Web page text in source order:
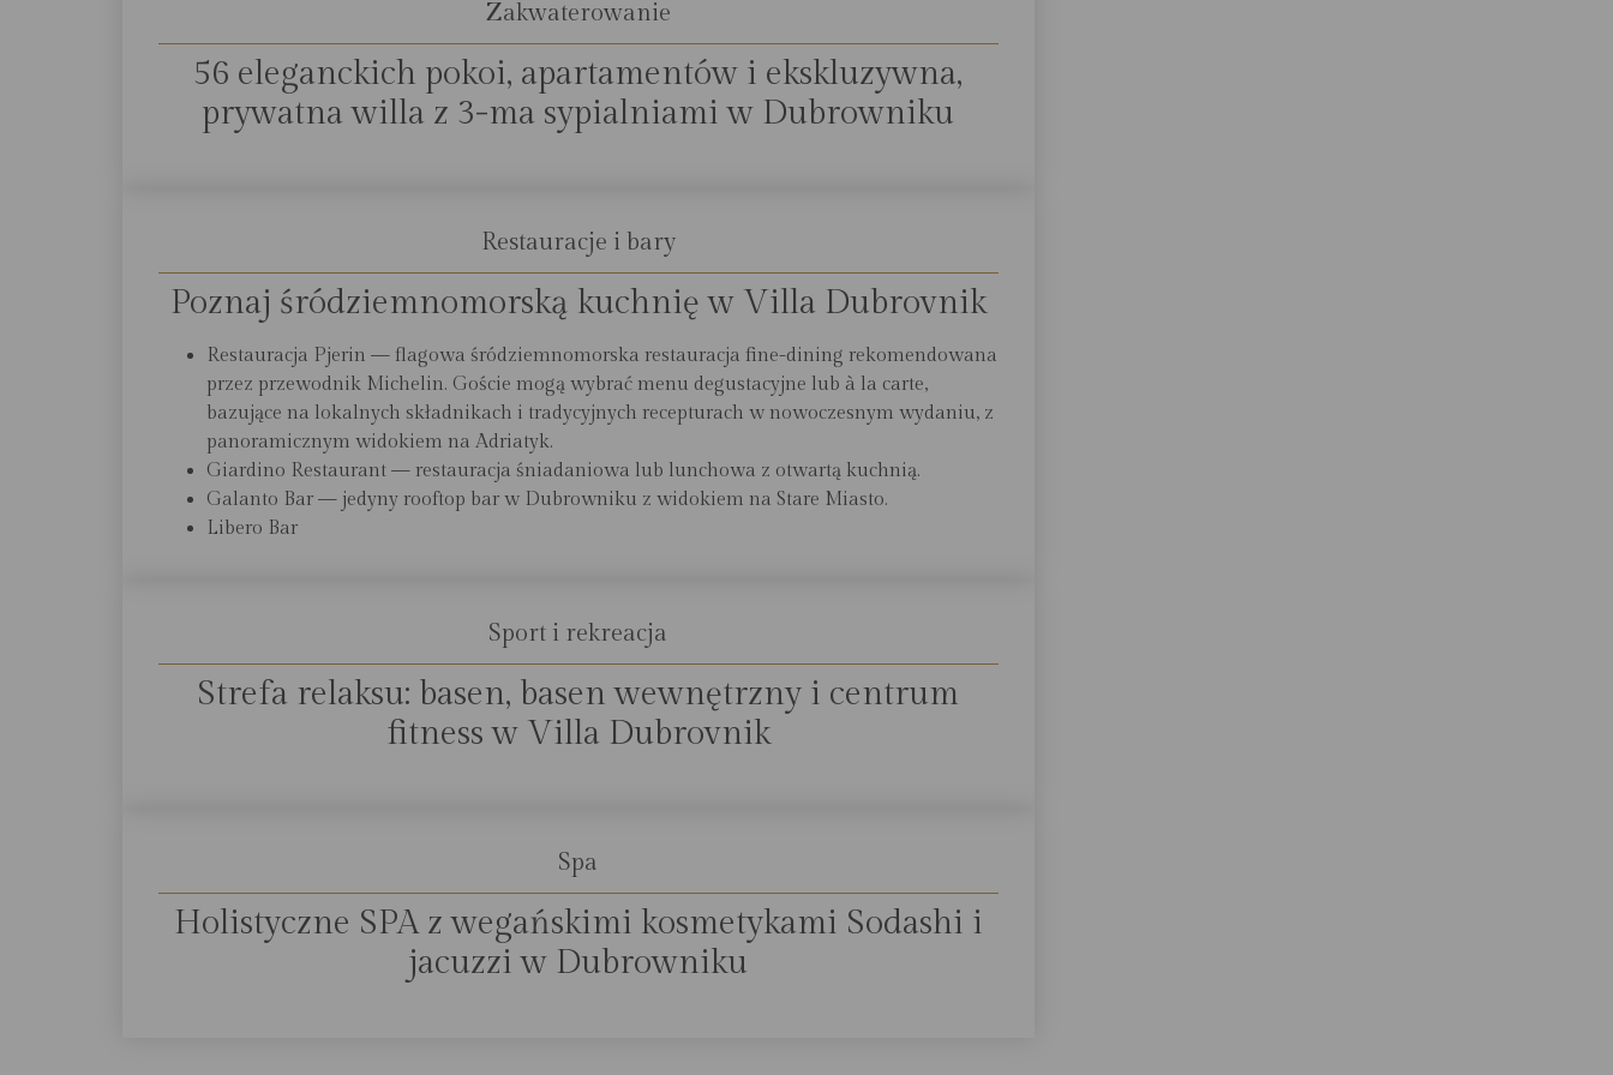
Zakwaterowanie
56 eleganckich pokoi, apartamentów i ekskluzywna,
prywatna willa z 3-ma sypialniami w Dubrowniku
Restauracje i bary
Poznaj śródziemnomorską kuchnię w Villa Dubrovnik
Restauracja Pjerin — flagowa śródziemnomorska restauracja fine-dining rekomendowana
przez przewodnik Michelin. Goście mogą wybrać menu degustacyjne lub à la carte,
bazujące na lokalnych składnikach i tradycyjnych recepturach w nowoczesnym wydaniu, z
panoramicznym widokiem na Adriatyk.
Giardino Restaurant — restauracja śniadaniowa lub lunchowa z otwartą kuchnią.
Galanto Bar — jedyny rooftop bar w Dubrowniku z widokiem na Stare Miasto.
Libero Bar
Sport i rekreacja
Strefa relaksu: basen, basen wewnętrzny i centrum
fitness w Villa Dubrovnik
Spa
Holistyczne SPA z wegańskimi kosmetykami Sodashi i
jacuzzi w Dubrowniku